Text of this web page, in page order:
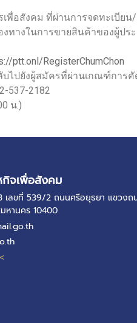
พื่อสังคม ที่ผ่านการจดทะเบีย
ทางในการขายสินค้าของผู้ปร
ptt.onl/RegisterChumChon
ไปยังผู้สมัครที่ผ่านเกณฑ์การคั
537-2182
น.)
กิจเพื่อสังคม
เลขที่ 539/2 ถนนศรีอยุธยา แขวงถ
หานคร 10400